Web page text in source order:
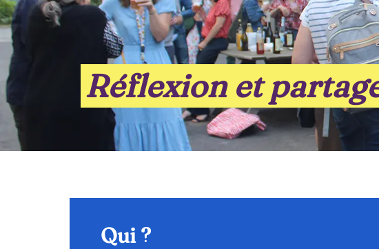
Réflexion et
Qui ?